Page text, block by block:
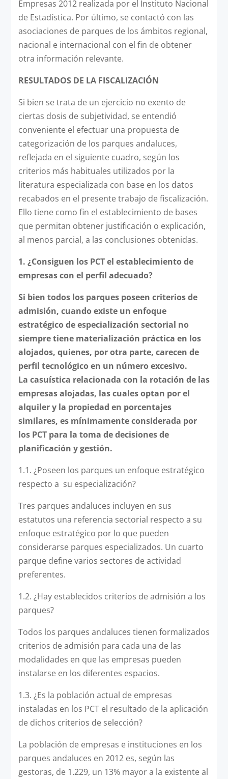
Empresas 2012 realizada por el Instituto Nacional
de Estadística. Por último, se contactó con las
asociaciones de parques de los ámbitos regional,
nacional e internacional con el fin de obtener
otra información relevante.
RESULTADOS DE LA FISCALIZACIÓN
Si bien se trata de un ejercicio no exento de
ciertas dosis de subjetividad, se entendió
conveniente el efectuar una propuesta de
categorización de los parques andaluces,
reflejada en el siguiente cuadro, según los
criterios más habituales utilizados por la
literatura especializada con base en los datos
recabados en el presente trabajo de fiscalización.
Ello tiene como fin el establecimiento de bases
que permitan obtener justificación o explicación,
al menos parcial, a las conclusiones obtenidas.
1. ¿Consiguen los PCT el establecimiento de
empresas con el perfil adecuado?
Si bien todos los parques poseen criterios de
admisión, cuando existe un enfoque
estratégico de especialización sectorial no
siempre tiene materialización práctica en los
alojados, quienes, por otra parte, carecen de
perfil tecnológico en un número excesivo.
La casuística relacionada con la rotación de las
empresas alojadas, las cuales optan por el
alquiler y la propiedad en porcentajes
similares, es mínimamente considerada por
los PCT para la toma de decisiones de
planificación y gestión.
1.1. ¿Poseen los parques un enfoque estratégico
respecto a su especialización?
Tres parques andaluces incluyen en sus
estatutos una referencia sectorial respecto a su
enfoque estratégico por lo que pueden
considerarse parques especializados. Un cuarto
parque define varios sectores de actividad
preferentes.
1.2. ¿Hay establecidos criterios de admisión a los
parques?
Todos los parques andaluces tienen formalizados
criterios de admisión para cada una de las
modalidades en que las empresas pueden
instalarse en los diferentes espacios.
1.3. ¿Es la población actual de empresas
instaladas en los PCT el resultado de la aplicación
de dichos criterios de selección?
La población de empresas e instituciones en los
parques andaluces en 2012 es, según las
gestoras, de 1.229, un 13% mayor a la existente al